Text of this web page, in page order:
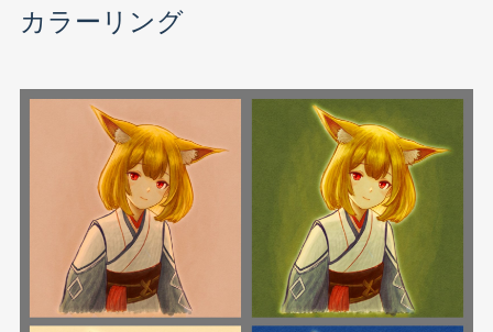
カラーリング